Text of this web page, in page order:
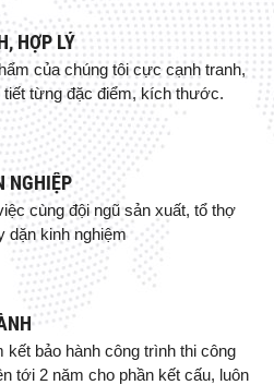
HỢP LÝ
của chúng tôi cực cạnh tranh,
tiết từng đặc điểm, kích thước.
NGHIỆP
cùng đội ngũ sản xuất, tổ thợ
dặn kinh nghiệm
kết bảo hành công trình thi công
tới 2 năm cho phần kết cấu, luôn